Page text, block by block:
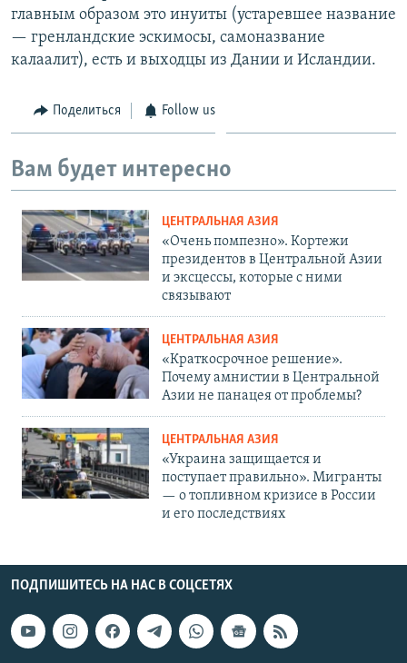
главным образом это инуиты (устаревшее название
— гренландские эскимосы, самоназвание
калаалит), есть и выходцы из Дании и Исландии.
Поделиться Follow us
Вам будет интересно
ЦЕНТРАЛЬНАЯ АЗИЯ
«Очень помпезно». Кортежи
президентов в Центральной Азии
и эксцессы, которые с ними
связывают
ЦЕНТРАЛЬНАЯ АЗИЯ
«Краткосрочное решение».
Почему амнистии в Центральной
Азии не панацея от проблемы?
ЦЕНТРАЛЬНАЯ АЗИЯ
«Украина защищается и
поступает правильно». Мигранты
— о топливном кризисе в России
и его последствиях
ПОДПИШИТЕСЬ НА НАС В СОЦСЕТЯХ